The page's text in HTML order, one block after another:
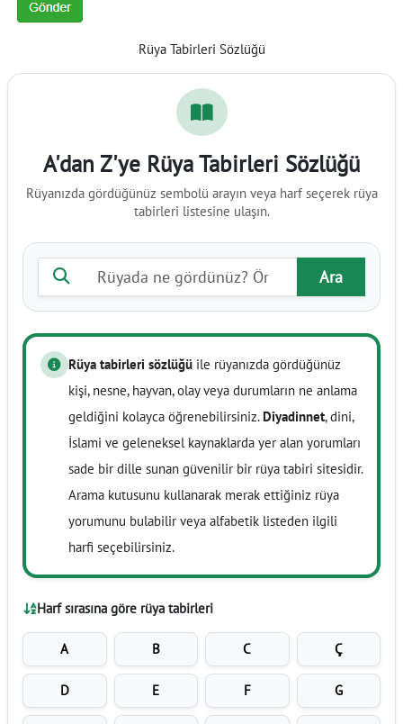
Rüya Tabirleri Sözlüğü
A'dan Z'ye Rüya Tabirleri Sözlüğü
Rüyanızda gördüğünüz sembolü arayın veya harf seçerek rüya
tabirleri listesine ulaşın.
Rüya tabiri ara
Ara
Rüya tabirleri sözlüğü ile rüyanızda gördüğünüz
kişi, nesne, hayvan, olay veya durumların ne anlama
geldiğini kolayca öğrenebilirsiniz. Diyadinnet, dini,
İslami ve geleneksel kaynaklarda yer alan yorumları
sade bir dille sunan güvenilir bir rüya tabiri sitesidir.
Arama kutusunu kullanarak merak ettiğiniz rüya
yorumunu bulabilir veya alfabetik listeden ilgili
harfi seçebilirsiniz.
Harf sırasına göre rüya tabirleri
A B C Ç
D E F G